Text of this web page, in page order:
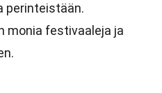
perinteistään.
monia festivaaleja ja